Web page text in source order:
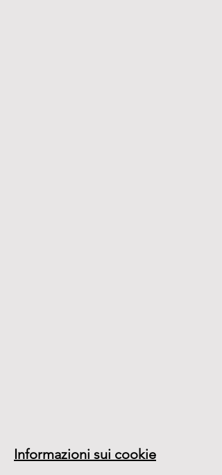
Informazioni sui cookie